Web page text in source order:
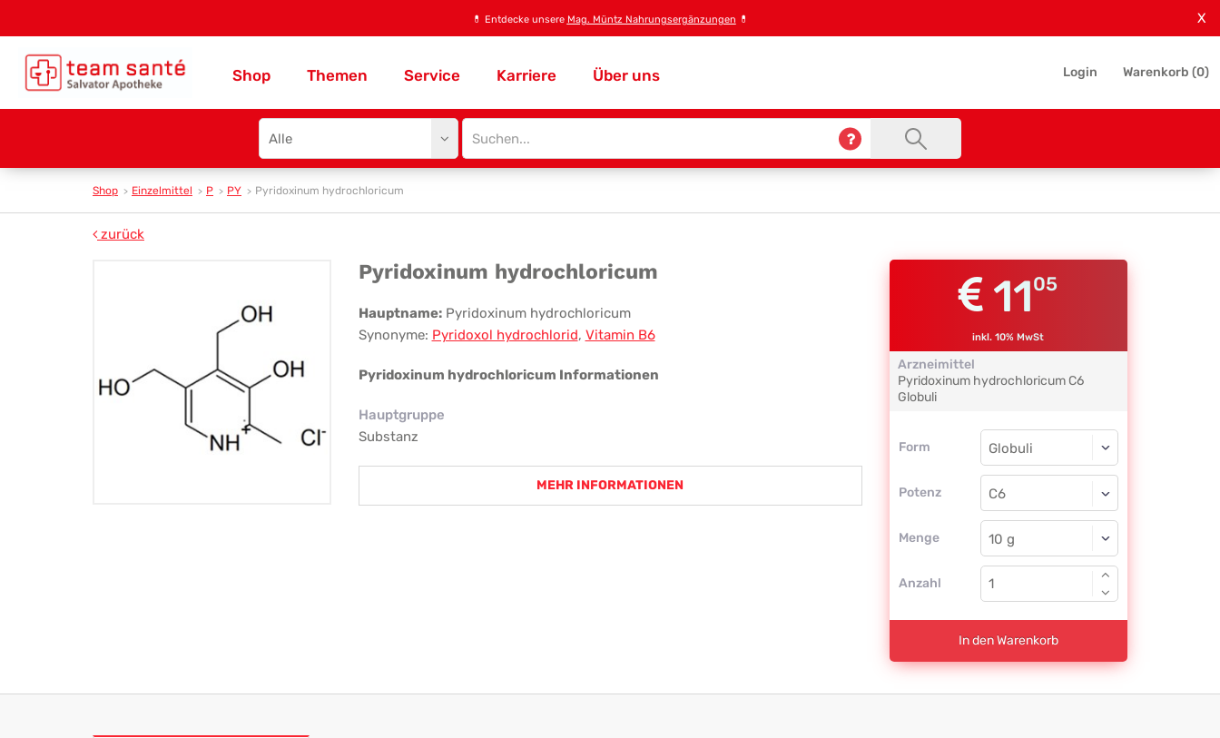
💊 Entdecke unsere Mag. Müntz Nahrungsergänzungen 💊 X
Shop Themen Service Karriere Über uns Login Warenkorb (0)
Search
type
Site
search
Shop Einzelmittel P PY Pyridoxinum hydrochloricum
zurück
Pyridoxinum
hydrochloricum
Pyridoxinum hydrochloricum
Hauptname: Pyridoxinum hydrochloricum
Synonyme: Pyridoxol hydrochlorid, Vitamin B6
Pyridoxinum hydrochloricum Informationen
Hauptgruppe
Substanz
MEHR INFORMATIONEN
1105
inkl. 10% MwSt
Arzneimittel
Pyridoxinum hydrochloricum C6
Globuli
Form
Form
Potenz
Globuli
C6
Menge
Globuli
Anzahl
In den Warenkorb